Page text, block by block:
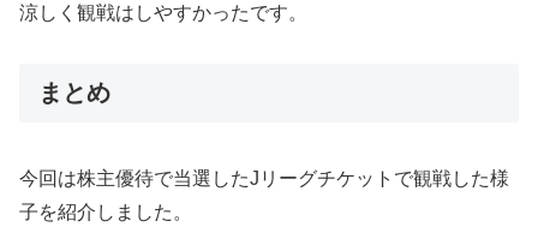
涼しく観戦はしやすかったです。
まとめ
今回は株主優待で当選したJリーグチケットで観戦した様
子を紹介しました。